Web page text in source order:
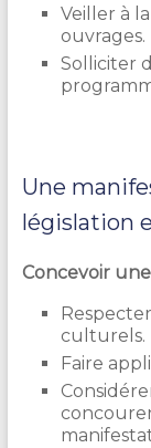
Veiller à
ouvrages.
Solliciter
Une
législation
Concevoir
culturels.
Faire